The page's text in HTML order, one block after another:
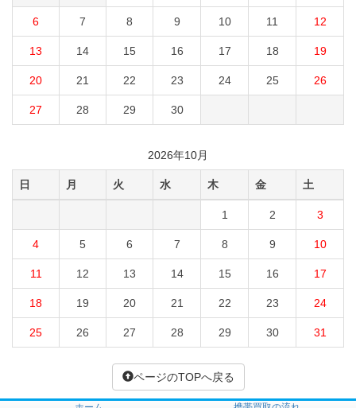
6 7 8 9 10 11 12
13 14 15 16 17 18 19
20 21 22 23 24 25 26
27 28 29 30
2026年10月
日 月 火 水 木 金 土
1 2 3
4 5 6 7 8 9 10
11 12 13 14 15 16 17
18 19 20 21 22 23 24
25 26 27 28 29 30 31
ページのTOPへ戻る